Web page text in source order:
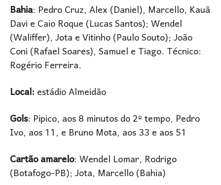
Bahia: Pedro Cruz, Alex (Daniel), Marcello, Kauã
Davi e Caio Roque (Lucas Santos); Wendel
(Waliffer), Jota e Vitinho (Paulo Souto); João
Coni (Rafael Soares), Samuel e Tiago. Técnico:
Rogério Ferreira.
Local:estádio Almeidão
Gols: Pipico, aos 8 minutos do 2º tempo, Pedro
Ivo, aos 11, e Bruno Mota, aos 33 e aos 51
Cartão amarelo: Wendel Lomar, Rodrigo
(Botafogo-PB); Jota, Marcello (Bahia)